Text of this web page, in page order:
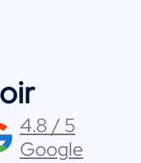
4.8 / 5
Google